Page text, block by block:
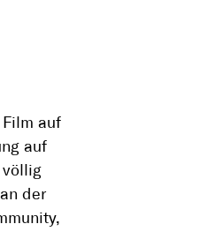
auf
auf
völlig
der